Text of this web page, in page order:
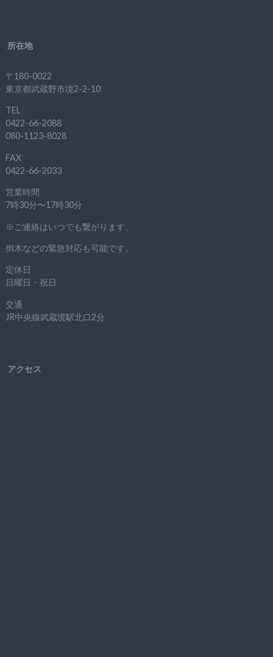
所在地
〒180-0022
東京都武蔵野市境2-2-10
TEL
0422-66-2088
080-1123-8028
FAX
0422-66-2033
営業時間
7時30分〜17時30分
※ご連絡はいつでも繋がります。
倒木などの緊急対応も可能です。
定休日
日曜日・祝日
交通
JR中央線武蔵境駅北口2分
アクセス